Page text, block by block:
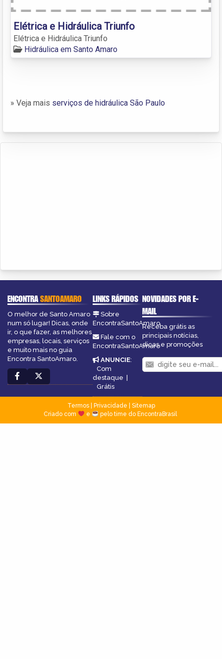
Elétrica e Hidráulica Triunfo
Elétrica e Hidráulica Triunfo
Hidráulica em Santo Amaro
» Veja mais serviços de hidráulica São Paulo
ENCONTRASANTOAMARO
O melhor de Santo Amaro
num só lugar! Dicas, onde
ir, o que fazer, as melhores
empresas, locais, serviços
e muito mais no guia
Encontra SantoAmaro.
LINKS RÁPIDOS
Sobre
EncontraSantoAmaro
Fale com o
EncontraSantoAmaro
ANUNCIE:
Com
destaque |
Grátis
NOVIDADES POR E-
MAIL
Receba grátis as
principais notícias,
dicas e promoções
Termos| Privacidade
Sitemap
Criado com
e pelo time do EncontraBrasil